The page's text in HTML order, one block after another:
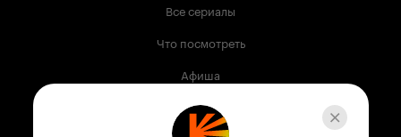
Все сериалы
Что посмотреть
Афиша
Музыка